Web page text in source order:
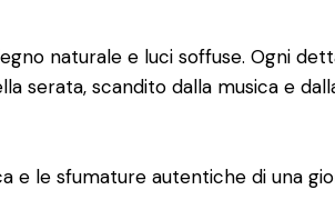
naturale e luci soffuse. Ogni
serata, scandito dalla musica e
e le sfumature autentiche di una